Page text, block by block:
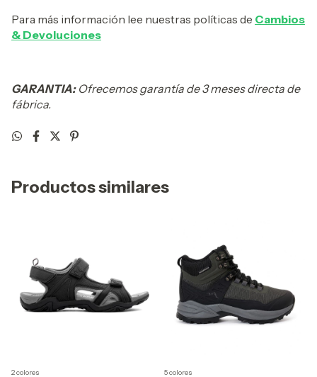
Para más información lee nuestras políticas de Cambios
& Devoluciones
GARANTIA: Ofrecemos garantía de 3 meses directa de
fábrica.
Productos similares
2 colores 5 colores